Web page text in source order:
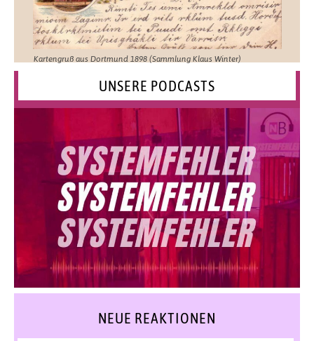
Kartengruß aus Dortmund 1898 (Sammlung Klaus Winter)
UNSERE PODCASTS
NEUE REAKTIONEN